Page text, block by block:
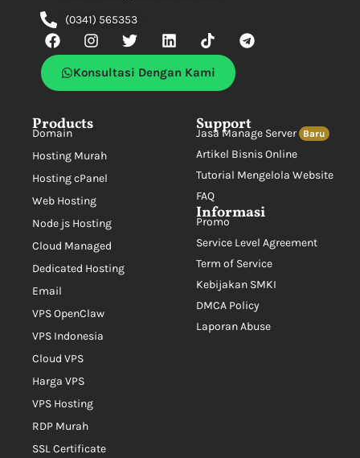
Products
Domain
Hosting Murah
Hosting cPanel
Web Hosting
Node js Hosting
Cloud Managed
Dedicated Hosting
Email
VPS OpenClaw
VPS Indonesia
Cloud VPS
Harga VPS
VPS Hosting
RDP Murah
SSL Certificate
Support
Jasa Manage Server Baru
Artikel Bisnis Online
Tutorial Mengelola Website
FAQ
Informasi
Promo
Service Level Agreement
Term of Service
Kebijakan SMKI
DMCA Policy
Laporan Abuse
(0341) 565353
Konsultasi Dengan Kami